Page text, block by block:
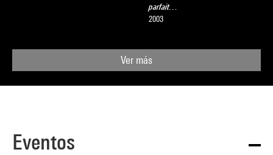
parfait…
2003
Ver más
Eventos